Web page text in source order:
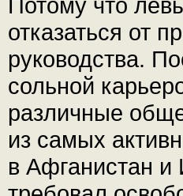
Потому что
отказаться от
руководства.
сольной
различные
из самых
в Афганистан и